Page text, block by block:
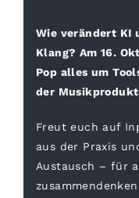
Wie verändert KI
Klang? Am 16.
Pop alles um
der
Freut euch auf
aus der Praxis
Austausch – für